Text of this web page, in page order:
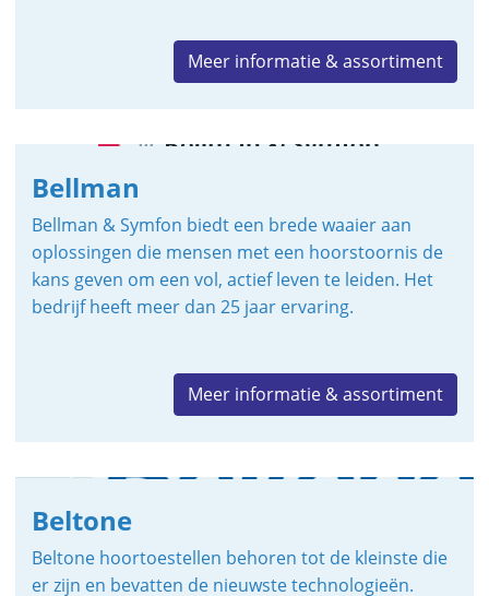
Meer informatie & assortiment
Bellman
Bellman & Symfon biedt een brede waaier aan
oplossingen die mensen met een hoorstoornis de
kans geven om een vol, actief leven te leiden. Het
bedrijf heeft meer dan 25 jaar ervaring.
Meer informatie & assortiment
Beltone
Beltone hoortoestellen behoren tot de kleinste die
er zijn en bevatten de nieuwste technologieën.